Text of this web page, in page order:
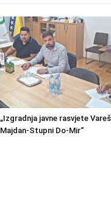
„Izgradnja javne rasvjete Vareš
Majdan-Stupni Do-Mir“